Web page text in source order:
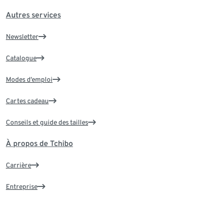
Autres services
Newsletter
Catalogue
Modes d’emploi
Cartes cadeau
Conseils et guide des tailles
À propos de Tchibo
Carrière
Entreprise